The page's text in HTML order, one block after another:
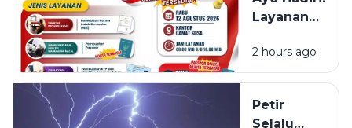
Layanan
Pajak Dan
Paspor
Warga
2 hours ago
Petir
Selalu